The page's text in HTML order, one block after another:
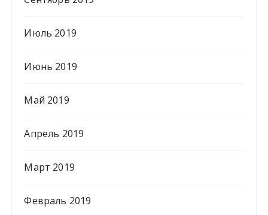
Июль 2019
Июнь 2019
Май 2019
Апрель 2019
Март 2019
Февраль 2019